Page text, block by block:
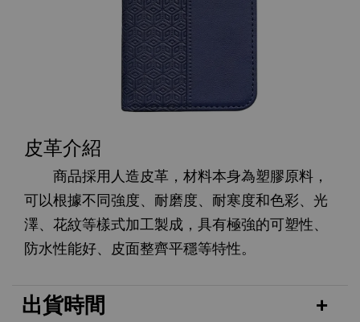
皮革介紹
商品採用人造皮革，材料本身為塑膠原料，
可以根據不同強度、耐磨度、耐寒度和色彩、光
澤、花紋等樣式加工製成，具有極強的可塑性、
防水性能好、皮面整齊平穩等特性。
出貨時間